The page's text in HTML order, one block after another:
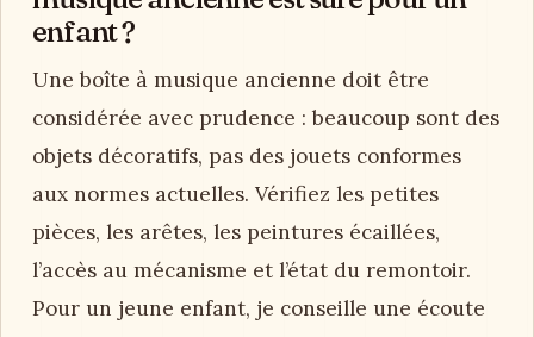
enfant ?
Une boîte à musique ancienne doit être
considérée avec prudence : beaucoup sont des
objets décoratifs, pas des jouets conformes
aux normes actuelles. Vérifiez les petites
pièces, les arêtes, les peintures écaillées,
l’accès au mécanisme et l’état du remontoir.
Pour un jeune enfant, je conseille une écoute